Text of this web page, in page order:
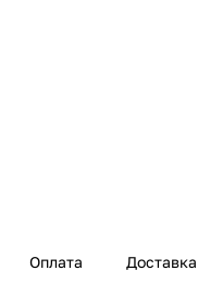
Оплата Доставка